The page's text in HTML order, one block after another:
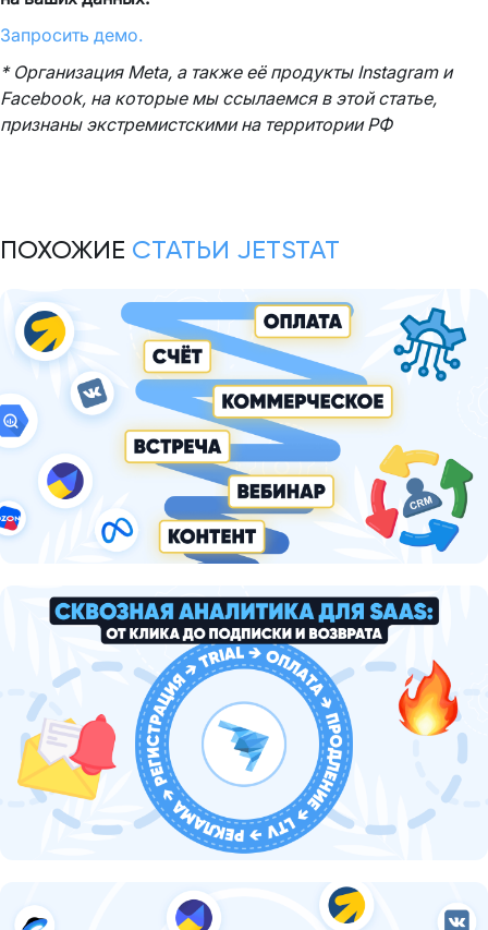
Запросить демо.
* Организация Meta, а также её продукты Instagram и
Facebook, на которые мы ссылаемся в этой статье,
признаны экстремистскими на территории РФ
ПОХОЖИЕ СТАТЬИ JETSTAT